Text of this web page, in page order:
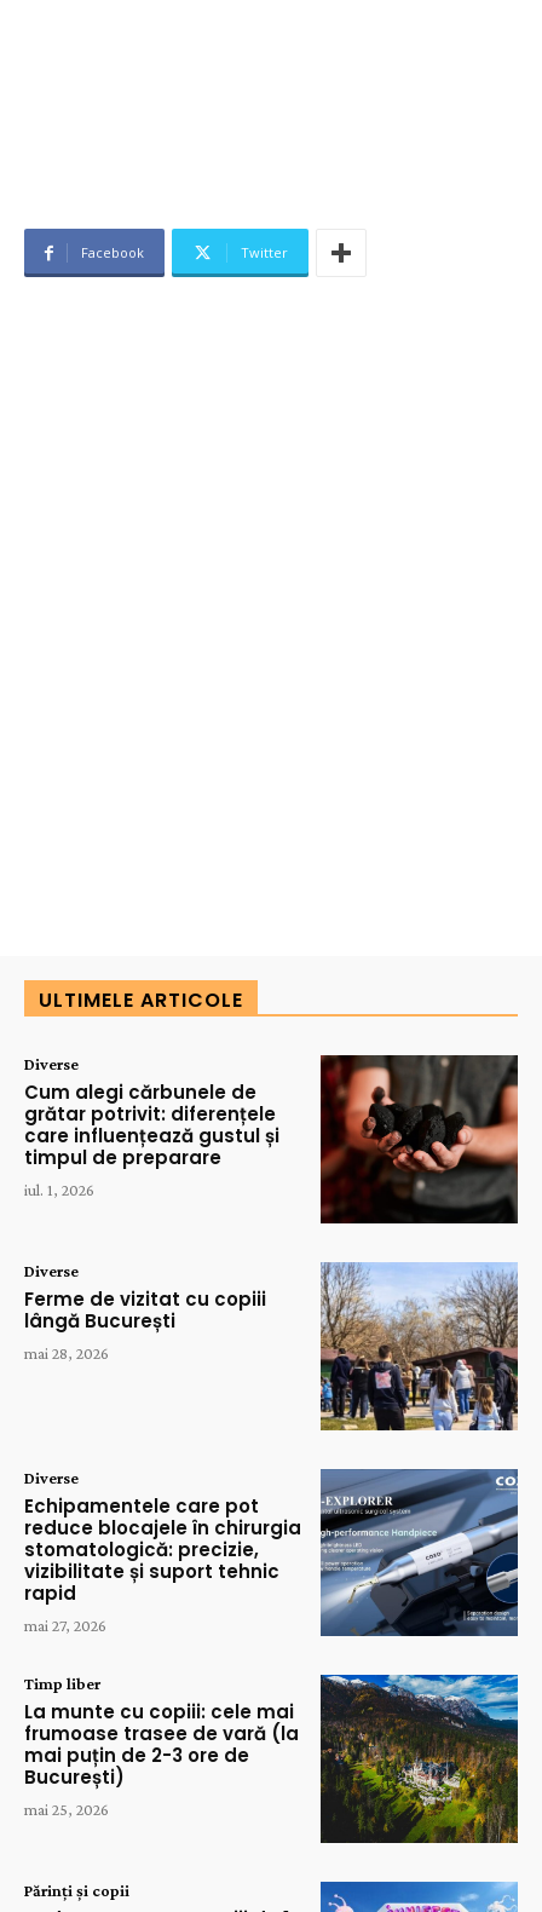
Facebook Twitter
ULTIMELE ARTICOLE
Diverse
Cum alegi cărbunele de
grătar potrivit: diferențele
care influențează gustul și
timpul de preparare
iul. 1, 2026
Diverse
Ferme de vizitat cu copiii
lângă București
mai 28, 2026
Diverse
Echipamentele care pot
reduce blocajele în chirurgia
stomatologică: precizie,
vizibilitate și suport tehnic
rapid
mai 27, 2026
Timp liber
La munte cu copiii: cele mai
frumoase trasee de vară (la
mai puțin de 2-3 ore de
București)
mai 25, 2026
Părinți și copii